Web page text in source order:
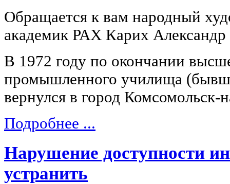
Обращается к вам народный
академик РАХ Карих
В 1972 году по окончании
промышленного училища
вернулся в город
Подробнее ...
Нарушение доступности
устранить